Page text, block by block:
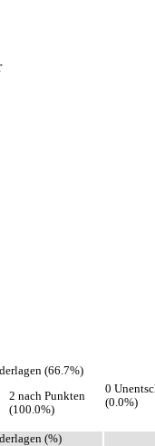
(66.7%)
2 nach Punkten
(100.0%)
0
(0.0%)
(%)